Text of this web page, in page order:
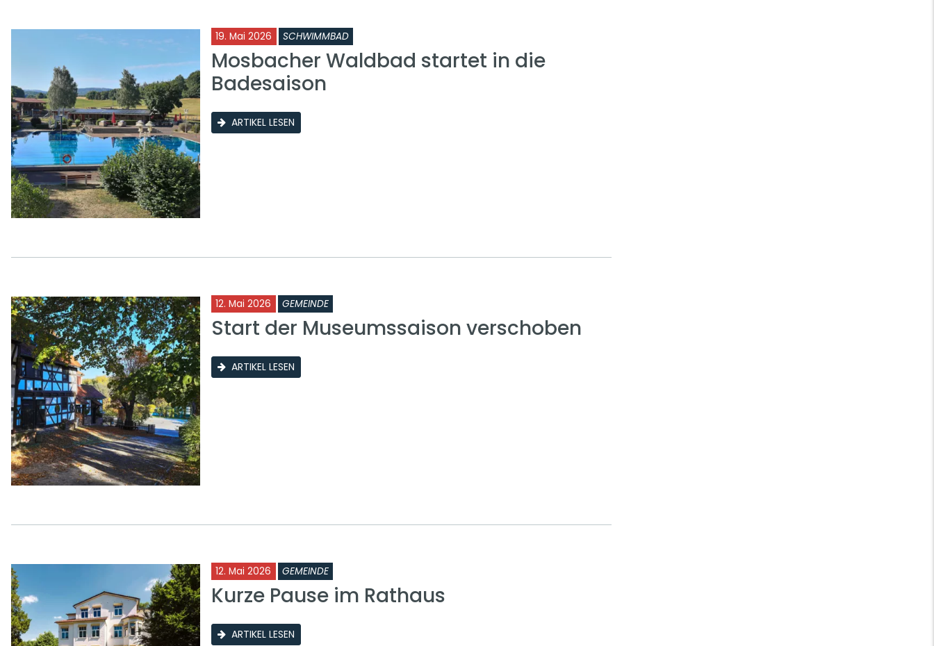
19. Mai 2026 SCHWIMMBAD
Mosbacher Waldbad startet in die
Badesaison
ARTIKEL LESEN
12. Mai 2026 GEMEINDE
Start der Museumssaison verschoben
ARTIKEL LESEN
12. Mai 2026 GEMEINDE
Kurze Pause im Rathaus
ARTIKEL LESEN